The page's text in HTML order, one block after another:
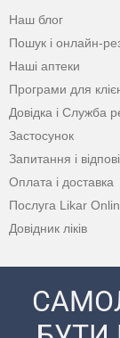
Наш блог
Пошук і онлайн-
Наші аптеки
Програми для
Довідка і Служба
Застосунок
Запитання і
Оплата і доставка
Послуга Likar
Довідник ліків